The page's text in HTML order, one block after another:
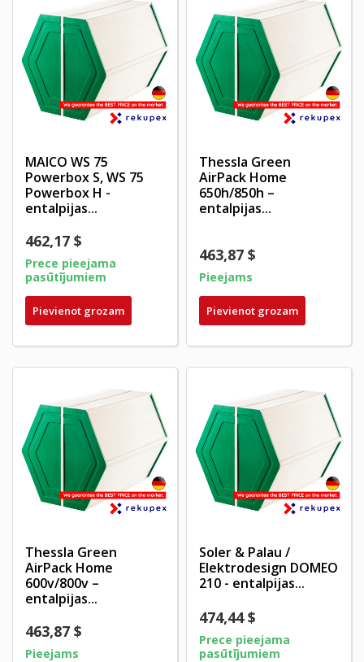
MAICO WS 75
Powerbox S, WS 75
Powerbox H -
entalpijas...
462,17 $
Prece pieejama
pasūtījumiem
Pievienot grozam
Thessla Green
AirPack Home
650h/850h –
entalpijas...
463,87 $
Pieejams
Pievienot grozam
Thessla Green
AirPack Home
600v/800v –
entalpijas...
463,87 $
Pieejams
Soler & Palau /
Elektrodesign DOMEO
210 - entalpijas...
474,44 $
Prece pieejama
pasūtījumiem